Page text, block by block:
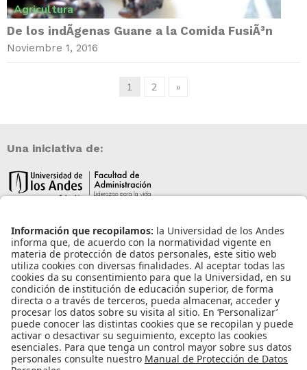
Agricultura
De los indÃ­genas Guane a la Comida FusiÃ³n
Noviembre 1, 2016
1 2 »
Una iniciativa de:
Información de contacto
info@aneia.edu.co
Bogotá, Colombia
Enlaces de interés
Iniciar sesión
Política de tratamiento de datos personales